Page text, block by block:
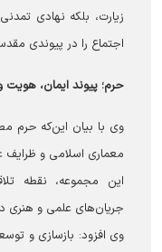
زیارت، بلکه نهادی
اجتماع را در پیوندی
حرم؛ پیوند ایمان،
وی با بیان این‌که حرم
معماری اسلامی و ظرایف
این مجموعه، نقطه
جریان‌های علمی و هنری
وی افزود: بازسازی و